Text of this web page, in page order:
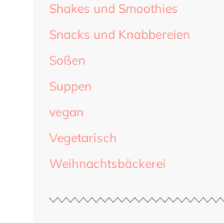
Shakes und Smoothies
Snacks und Knabbereien
Soßen
Suppen
vegan
Vegetarisch
Weihnachtsbäckerei